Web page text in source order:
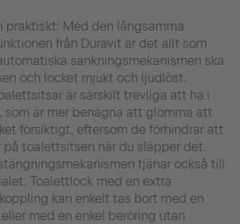
praktiskt: Med den långsamma
från Duravit är det allt som
sänkningsmekanismen ska
och locket mjukt och ljudlöst.
är särskilt trevliga att ha i
som är mer benägna att glömma att
försiktigt, eftersom de förhindrar att
på toalettsitsen när du släpper det.
tjänar också till
Toalettlock med en extra
kan enkelt tas bort med en
med en enkel beröring utan